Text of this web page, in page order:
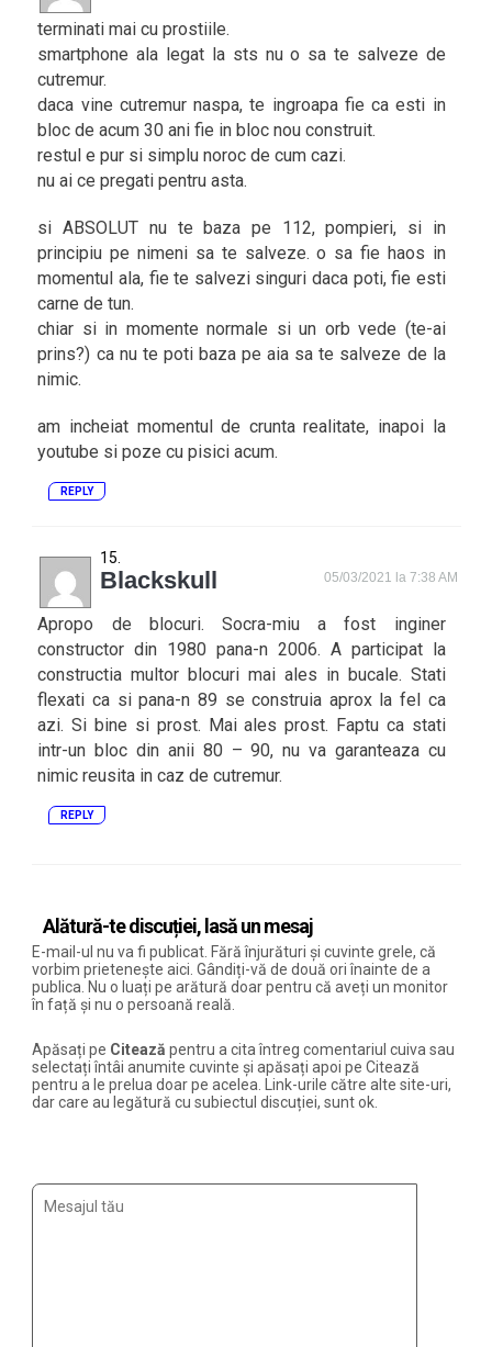
terminati mai cu prostiile.
smartphone ala legat la sts nu o sa te salveze de
cutremur.
daca vine cutremur naspa, te ingroapa fie ca esti in
bloc de acum 30 ani fie in bloc nou construit.
restul e pur si simplu noroc de cum cazi.
nu ai ce pregati pentru asta.
si ABSOLUT nu te baza pe 112, pompieri, si in
principiu pe nimeni sa te salveze. o sa fie haos in
momentul ala, fie te salvezi singuri daca poti, fie esti
carne de tun.
chiar si in momente normale si un orb vede (te-ai
prins?) ca nu te poti baza pe aia sa te salveze de la
nimic.
am incheiat momentul de crunta realitate, inapoi la
youtube si poze cu pisici acum.
REPLY
Blackskull 05/03/2021 la 7:38 AM
Apropo de blocuri. Socra-miu a fost inginer
constructor din 1980 pana-n 2006. A participat la
constructia multor blocuri mai ales in bucale. Stati
flexati ca si pana-n 89 se construia aprox la fel ca
azi. Si bine si prost. Mai ales prost. Faptu ca stati
intr-un bloc din anii 80 – 90, nu va garanteaza cu
nimic reusita in caz de cutremur.
REPLY
Alătură-te discuției, lasă un mesaj
E-mail-ul nu va fi publicat. Fără înjurături și cuvinte grele, că
vorbim prietenește aici. Gândiți-vă de două ori înainte de a
publica. Nu o luați pe arătură doar pentru că aveți un monitor
în față și nu o persoană reală.
Apăsați pe Citează pentru a cita întreg comentariul cuiva sau
selectați întâi anumite cuvinte și apăsați apoi pe Citează
pentru a le prelua doar pe acelea. Link-urile către alte site-uri,
dar care au legătură cu subiectul discuției, sunt ok.